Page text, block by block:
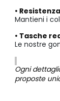
•
Mantieni i
• Tasche
Le nostre
Ogni
proposte